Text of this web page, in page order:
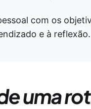
com os
e à reflexão.
uma